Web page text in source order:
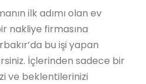
ilk adımı olan ev
nakliye firmasına
bu işi yapan
İçlerinden sadece bir
ve beklentilerinizi